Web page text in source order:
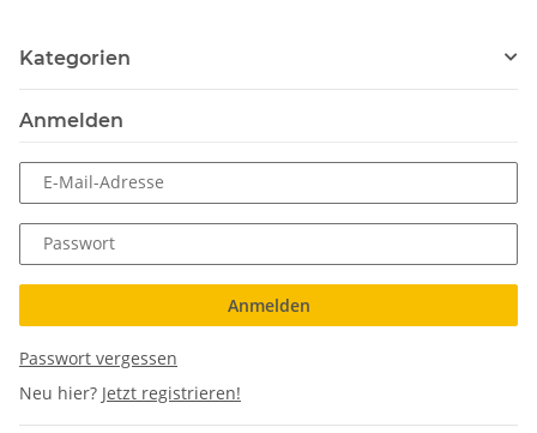
Kategorien
Anmelden
E-Mail-Adresse
Passwort
Anmelden
Passwort vergessen
Neu hier? Jetzt registrieren!